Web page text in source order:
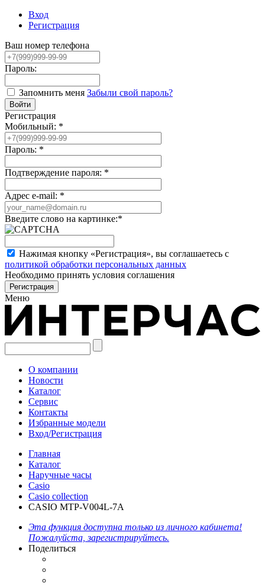
Вход
Регистрация
Ваш номер телефона
Пароль:
Запомнить меня Забыли свой пароль?
Регистрация
Мобильный: *
Пароль: *
Подтверждение пароля: *
Адрес e-mail: *
Введите слово на картинке:*
Нажимая кнопку «Регистрация», вы соглашаетесь с
политикой обработки персональных данных
Необходимо принять условия соглашения
Меню
О компании
Новости
Каталог
Сервис
Контакты
Избранные модели
Вход/Регистрация
Главная
Каталог
Наручные часы
Casio
Casio collection
CASIO MTP-V004L-7A
Эта функция доступна только из личного кабинета!
Пожалуйста, зарегистрируйтесь.
Поделиться